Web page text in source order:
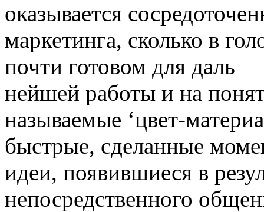
оказывается
маркетинга, сколько в
почти готовом для даль
нейшей работы и на
называемые ‘цвет-
быстрые, сделанные
идеи, появившиеся в
непосредственного